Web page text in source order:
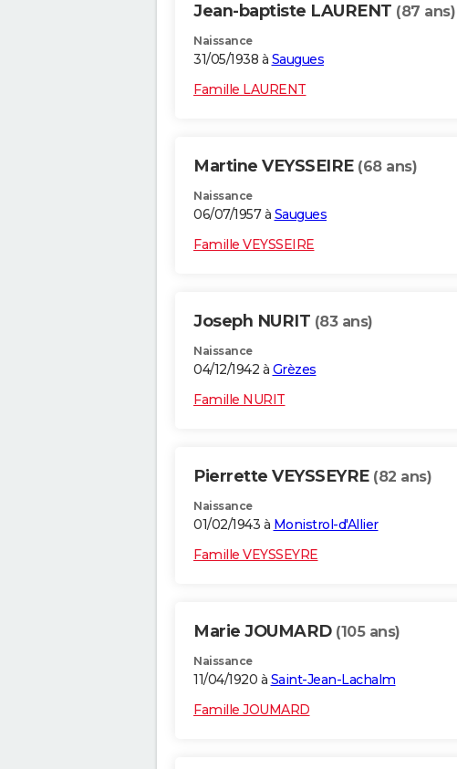
Jean-baptiste LAURENT (87 ans)
Naissance
31/05/1938 à Saugues
Famille LAURENT
Martine VEYSSEIRE (68 ans)
Naissance
06/07/1957 à Saugues
Famille VEYSSEIRE
Joseph NURIT (83 ans)
Naissance
04/12/1942 à Grèzes
Famille NURIT
Pierrette VEYSSEYRE (82 ans)
Naissance
01/02/1943 à Monistrol-d'Allier
Famille VEYSSEYRE
Marie JOUMARD (105 ans)
Naissance
11/04/1920 à Saint-Jean-Lachalm
Famille JOUMARD